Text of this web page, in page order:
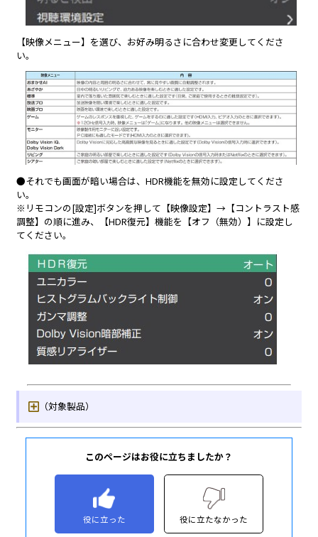
このページはお役に立ちましたか？
役に立った 役に立たなかった